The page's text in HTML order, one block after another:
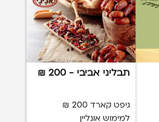
תבליני אביבי - 200 ₪
גיפט קארד 200 ₪
למימוש אונליין